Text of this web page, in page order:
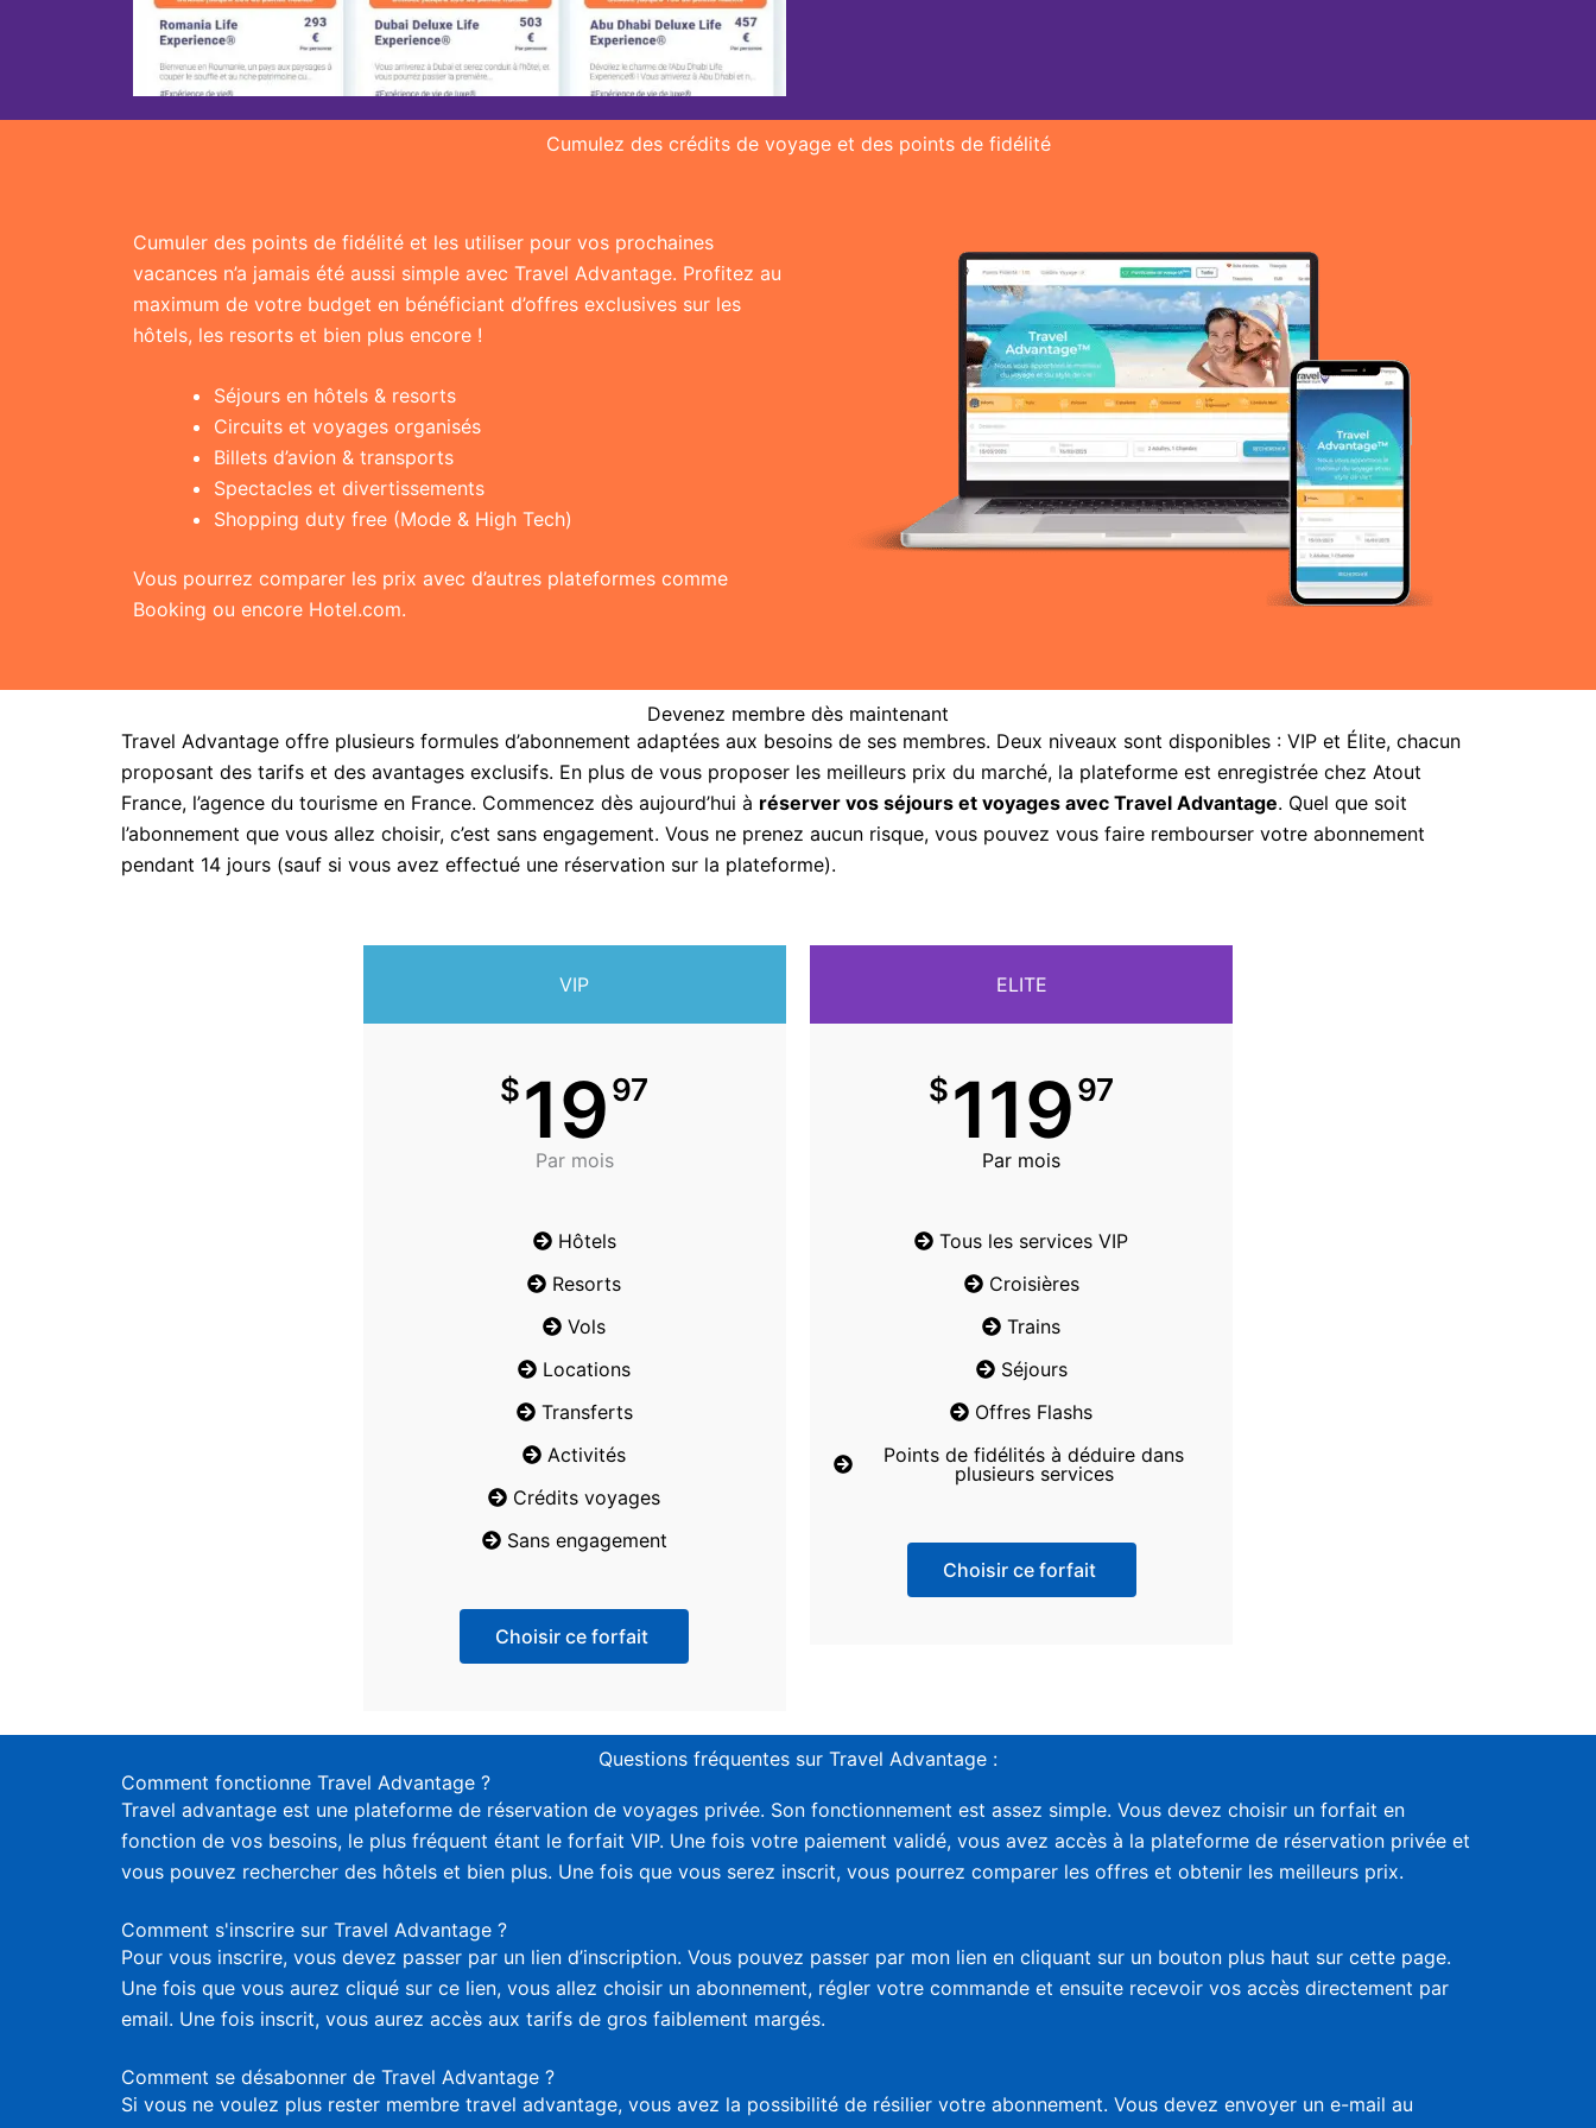
Cumulez des crédits de voyage et des points de fidélité
Cumuler des points de fidélité et les utiliser pour vos prochaines
vacances n’a jamais été aussi simple avec Travel Advantage. Profitez au
maximum de votre budget en bénéficiant d’offres exclusives sur les
hôtels, les resorts et bien plus encore !
Séjours en hôtels & resorts
Circuits et voyages organisés
Billets d’avion & transports
Spectacles et divertissements
Shopping duty free (Mode & High Tech)
Vous pourrez comparer les prix avec d’autres plateformes comme
Booking ou encore Hotel.com.
Devenez membre dès maintenant
Travel Advantage offre plusieurs formules d’abonnement adaptées aux besoins de ses membres. Deux niveaux sont disponibles : VIP et Élite, chacun
proposant des tarifs et des avantages exclusifs. En plus de vous proposer les meilleurs prix du marché, la plateforme est enregistrée chez Atout
France, l’agence du tourisme en France. Commencez dès aujourd’hui à réserver vos séjours et voyages avec Travel Advantage. Quel que soit
l’abonnement que vous allez choisir, c’est sans engagement. Vous ne prenez aucun risque, vous pouvez vous faire rembourser votre abonnement
pendant 14 jours (sauf si vous avez effectué une réservation sur la plateforme).
VIP
$1997
Par mois
Hôtels
Resorts
Vols
Locations
Transferts
Activités
Crédits voyages
Sans engagement
Choisir ce forfait
ELITE
$11997
Par mois
Tous les services VIP
Croisières
Trains
Séjours
Offres Flashs
Points de fidélités à déduire dans
plusieurs services
Choisir ce forfait
Questions fréquentes sur Travel Advantage :
Comment fonctionne Travel Advantage ?
Travel advantage est une plateforme de réservation de voyages privée. Son fonctionnement est assez simple. Vous devez choisir un forfait en
fonction de vos besoins, le plus fréquent étant le forfait VIP. Une fois votre paiement validé, vous avez accès à la plateforme de réservation privée et
vous pouvez rechercher des hôtels et bien plus. Une fois que vous serez inscrit, vous pourrez comparer les offres et obtenir les meilleurs prix.
Comment s'inscrire sur Travel Advantage ?
Pour vous inscrire, vous devez passer par un lien d’inscription. Vous pouvez passer par mon lien en cliquant sur un bouton plus haut sur cette page.
Une fois que vous aurez cliqué sur ce lien, vous allez choisir un abonnement, régler votre commande et ensuite recevoir vos accès directement par
email. Une fois inscrit, vous aurez accès aux tarifs de gros faiblement margés.
Comment se désabonner de Travel Advantage ?
Si vous ne voulez plus rester membre travel advantage, vous avez la possibilité de résilier votre abonnement. Vous devez envoyer un e-mail au